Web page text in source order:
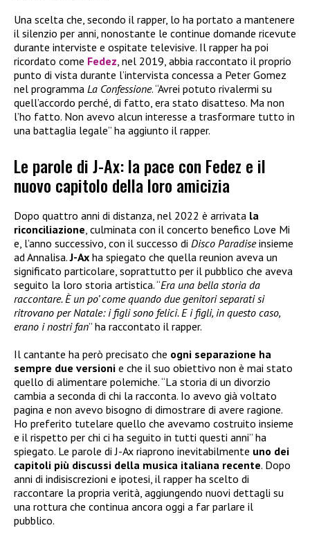
Una scelta che, secondo il rapper, lo ha portato a mantenere
il silenzio per anni, nonostante le continue domande ricevute
durante interviste e ospitate televisive. Il rapper ha poi
ricordato come Fedez, nel 2019, abbia raccontato il proprio
punto di vista durante l’intervista concessa a Peter Gomez
nel programma La Confessione. “Avrei potuto rivalermi su
quell’accordo perché, di fatto, era stato disatteso. Ma non
l’ho fatto. Non avevo alcun interesse a trasformare tutto in
una battaglia legale” ha aggiunto il rapper.
Le parole di J-Ax: la pace con Fedez e il
nuovo capitolo della loro amicizia
Dopo quattro anni di distanza, nel 2022 è arrivata la
riconciliazione , culminata con il concerto benefico Love Mi
e, l’anno successivo, con il successo di Disco Paradiseinsieme
ad Annalisa.J-Ax ha spiegato che quella reunion aveva un
significato particolare, soprattutto per il pubblico che aveva
seguito la loro storia artistica. “Era una bella storia da
raccontare. È un po’ come quando due genitori separati si
ritrovano per Natale: i figli sono felici. E i figli, in questo caso,
erano i nostri fan” ha raccontato il rapper.
Il cantante ha però precisato che ogni separazione ha
sempre due versioni e che il suo obiettivo non è mai stato
quello di alimentare polemiche. “La storia di un divorzio
cambia a seconda di chi la racconta. Io avevo già voltato
pagina e non avevo bisogno di dimostrare di avere ragione.
Ho preferito tutelare quello che avevamo costruito insieme
e il rispetto per chi ci ha seguito in tutti questi anni” ha
spiegato. Le parole di J-Ax riaprono inevitabilmente uno dei
capitoli più discussi della musica italiana recente. Dopo
anni di indisiscrezioni e ipotesi, il rapper ha scelto di
raccontare la propria verità, aggiungendo nuovi dettagli su
una rottura che continua ancora oggi a far parlare il
pubblico.